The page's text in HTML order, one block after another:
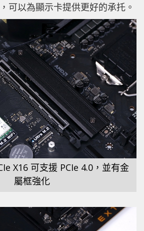
可以為顯示卡提供更好的承托。
X16 可支援 PCIe 4.0，並有金
屬框強化